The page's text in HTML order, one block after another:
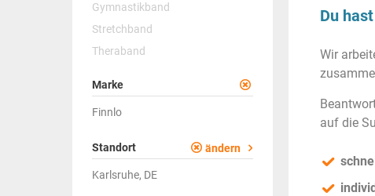
Gymnastikband
Stretchband
Theraband
Marke
Finnlo
Standort ändern
Karlsruhe, DE
Du
Wir
auf die